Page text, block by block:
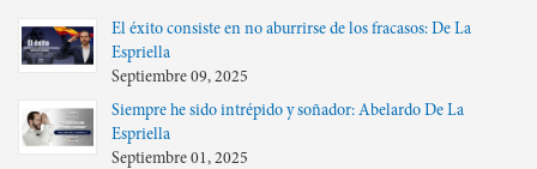
El éxito consiste en no aburrirse de los fracasos: De La
Espriella
Septiembre 09, 2025
Siempre he sido intrépido y soñador: Abelardo De La
Espriella
Septiembre 01, 2025